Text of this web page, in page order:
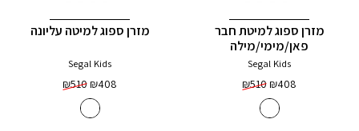
מזרן ספוג למיטת חבר
פאן/מימי/מילה
Segal Kids
₪408
₪510
מזרן ספוג למיטה עליונה
Segal Kids
₪408
₪510